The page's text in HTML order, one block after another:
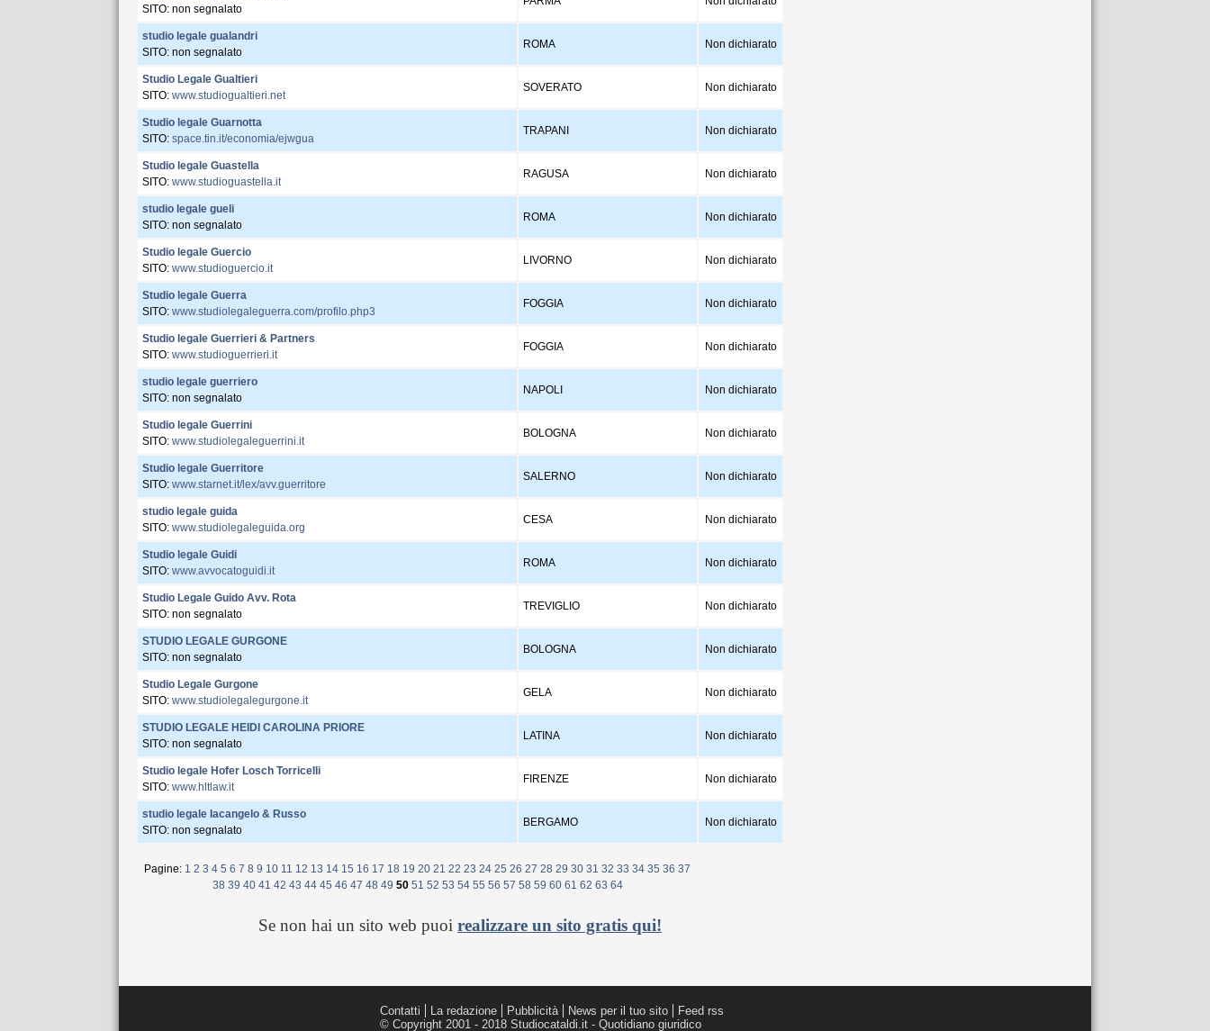
SITO: non segnalato
studio legale gualandri
SITO: non segnalato
ROMA Non dichiarato
Studio Legale Gualtieri
SITO: www.studiogualtieri.net
SOVERATO Non dichiarato
Studio legale Guarnotta
SITO: space.tin.it/economia/ejwgua
TRAPANI Non dichiarato
Studio legale Guastella
SITO: www.studioguastella.it
RAGUSA Non dichiarato
studio legale gueli
SITO: non segnalato
ROMA Non dichiarato
Studio legale Guercio
SITO: www.studioguercio.it
LIVORNO Non dichiarato
Studio legale Guerra
SITO: www.studiolegaleguerra.com/profilo.php3
FOGGIA Non dichiarato
Studio legale Guerrieri & Partners
SITO: www.studioguerrieri.it
FOGGIA Non dichiarato
studio legale guerriero
SITO: non segnalato
NAPOLI Non dichiarato
Studio legale Guerrini
SITO: www.studiolegaleguerrini.it
BOLOGNA Non dichiarato
Studio legale Guerritore
SITO: www.starnet.it/lex/avv.guerritore
SALERNO Non dichiarato
studio legale guida
SITO: www.studiolegaleguida.org
CESA Non dichiarato
Studio legale Guidi
SITO: www.avvocatoguidi.it
ROMA Non dichiarato
Studio Legale Guido Avv. Rota
SITO: non segnalato
TREVIGLIO Non dichiarato
STUDIO LEGALE GURGONE
SITO: non segnalato
BOLOGNA Non dichiarato
Studio Legale Gurgone
SITO: www.studiolegalegurgone.it
GELA Non dichiarato
STUDIO LEGALE HEIDI CAROLINA PRIORE
SITO: non segnalato
LATINA Non dichiarato
Studio legale Hofer Losch Torricelli
SITO: www.hltlaw.it
FIRENZE Non dichiarato
studio legale Iacangelo & Russo
SITO: non segnalato
BERGAMO Non dichiarato
Pagine: 1 2 3 4 5 6 7 8 9 10 11 12 13 14 15 16 17 18 19 20 21 22 23 24 25 26 27 28 29 30 31 32 33 34 35 36 37
38 39 40 41 42 43 44 45 46 47 48 49 50 51 52 53 54 55 56 57 58 59 60 61 62 63 64
Se non hai un sito web puoi realizzare un sito gratis qui!
Contatti La redazione Pubblicità News per il tuo sito
Feed rss
© Copyright 2001 - 2018 Studiocataldi.it - Quotidiano giuridico